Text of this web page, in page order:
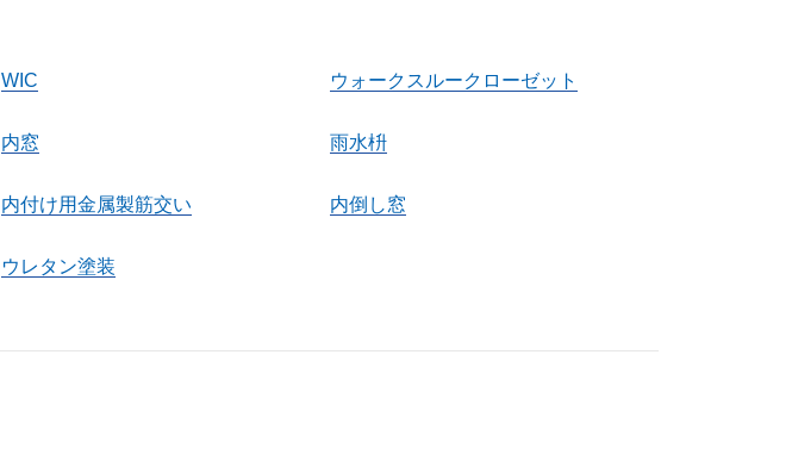
WIC ウォークスルークローゼット
内窓 雨水枡
内付け用金属製筋交い 内倒し窓
ウレタン塗装